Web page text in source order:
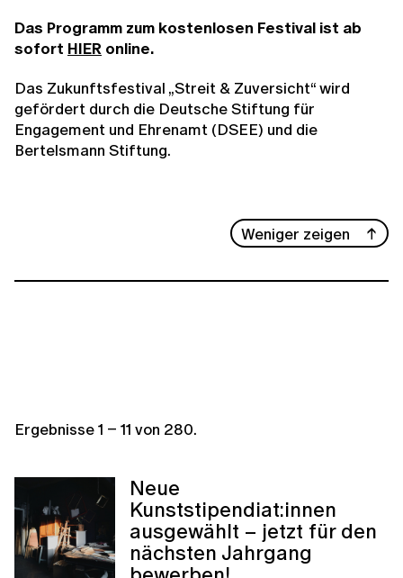
Das Programm zum kostenlosen Festival ist ab
sofort HIER online.
Das Zukunftsfestival „Streit & Zuversicht“ wird
gefördert durch die Deutsche Stiftung für
Engagement und Ehrenamt (DSEE) und die
Bertelsmann Stiftung.
Weniger zeigen
Ergebnisse1 – 11 von 280.
Neue
Kunststipendiat:innen
ausgewählt – jetzt für den
nächsten Jahrgang